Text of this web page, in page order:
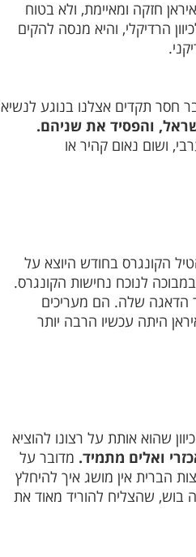
חזקה ומאיימת, ולא בטוח
הרדיקלי, והיא מנסה להקים
חסר תקדים אצלנו בנוגע לנשיא
והפסיד את שניהם.
ושום נאום קהיר או
הקונגרס בחודש היוצא על
לנוכח נחישות הקונגרס.
הדאגה שלה. הם מעריכים
היתה עכשיו הרבה יותר
שהוא אותת על רצונו להוציא
ואלים מתמיד. מדובר על
הברית אין מושג איך להיחלץ
בוש, שהצליח להוריד מאוד את